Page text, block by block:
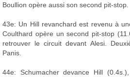
Boullion opère aussi son second pit-stop.
43e: Un Hill revanchard est revenu à
Coulthard opère un second pit-stop
retrouver le circuit devant Alesi.
Panis.
44e: Schumacher devance Hill